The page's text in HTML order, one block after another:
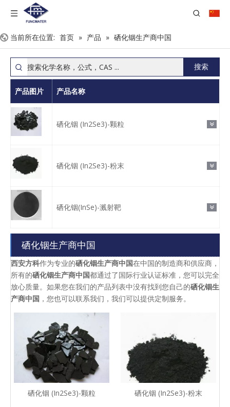
当前所在位置: 首页 » 产品 » 硒化铟生产商中国
搜索
产品图片 产品名称
硒化铟 (In2Se3)-颗粒
硒化铟 (In2Se3)-粉末
硒化铟(InSe)-溅射靶
硒化铟生产商中国
西安方科作为专业的硒化铟生产商中国在中国的制造商和供应商，
所有的硒化铟生产商中国都通过了国际行业认证标准，您可以完全
放心质量。如果您在我们的产品列表中没有找到您自己的硒化铟生
产商中国 ，您也可以联系我们，我们可以提供定制服务。
硒化铟 (In2Se3)-颗粒 硒化铟 (In2Se3)-粉末